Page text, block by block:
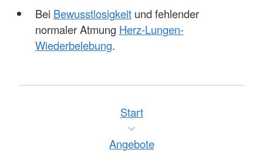
Bei Bewusstlosigkeitund fehlender
normaler Atmung Herz-Lungen-
Wiederbelebung.
Start
Angebote